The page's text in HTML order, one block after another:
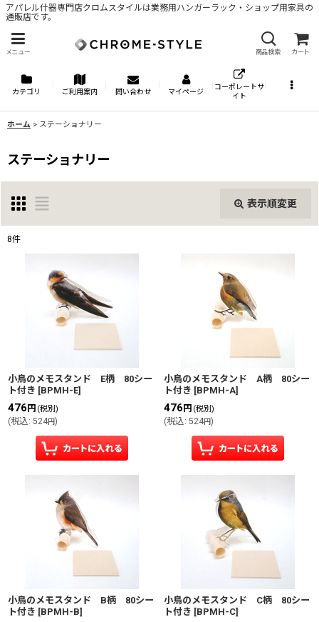
アパレル什器専門店クロムスタイルは業務用ハンガーラック・ショップ用家具の
通販店です。
メニュー 商品検索 カート
カテゴリ ご利用案内 問い合わせ マイページ
コーポレートサ
イト
ホーム > ステーショナリー
ステーショナリー
表示順変更
絞り込む
8件
小鳥のメモスタンド E柄 80シー
ト付き [BPMH-E]
476 円 (税別)
(税込: 524円)
小鳥のメモスタンド A柄 80シー
ト付き [BPMH-A]
476 円 (税別)
(税込: 524円)
小鳥のメモスタンド B柄 80シー
ト付き [BPMH-B]
小鳥のメモスタンド C柄 80シー
ト付き [BPMH-C]